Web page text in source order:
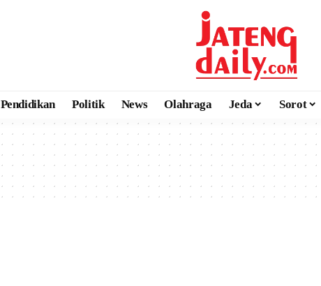
Pendidikan Politik News Olahraga Jeda Sorot